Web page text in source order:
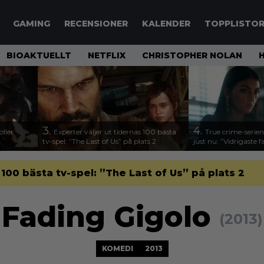
GAMING RECENSIONER KALENDER TOPPLISTOR
BIOAKTUELLT NETFLIX CHRISTOPHER NOLAN
3. Experter väljer ut tidernas 100 bästa
tv-spel: ”The Last of Us” på plats 2
4. True crime-
just nu: ”Vidrigaste
bästa tv-spel: ”The Last of Us” på plats 2
Fading Gigolo (2013)
KOMEDI 2013